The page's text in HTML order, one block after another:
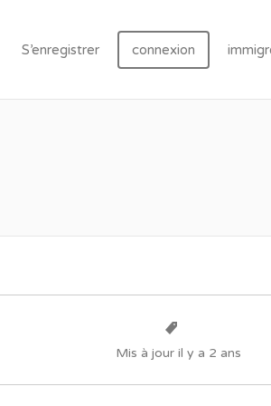
S’enregistrer connexion
Mis à jour il y a 2 ans